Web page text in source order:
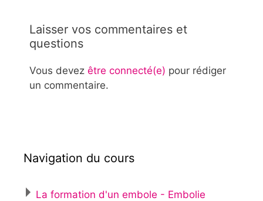
Laisser vos commentaires et
questions
Vous devez être connecté(e) pour rédiger
un commentaire.
Navigation du cours
La formation d'un embole - Embolie